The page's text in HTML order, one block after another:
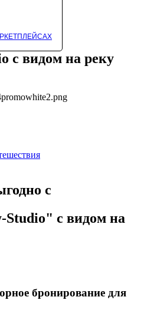
с видом на реку
с
с видом на
бронирование для